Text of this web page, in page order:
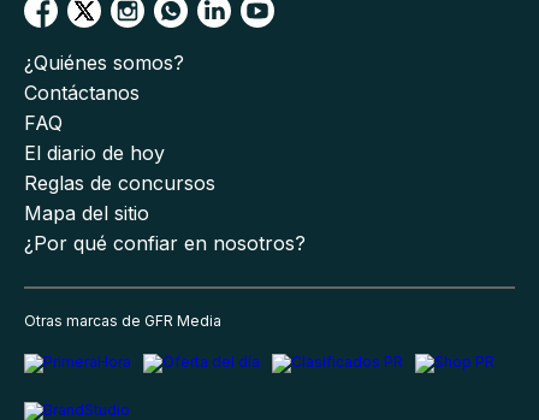
¿Quiénes somos?
Contáctanos
FAQ
El diario de hoy
Reglas de concursos
Mapa del sitio
¿Por qué confiar en nosotros?
Otras marcas de GFR Media